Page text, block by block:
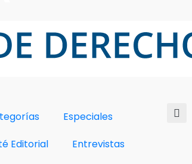
Especiales
Editorial
Entrevistas